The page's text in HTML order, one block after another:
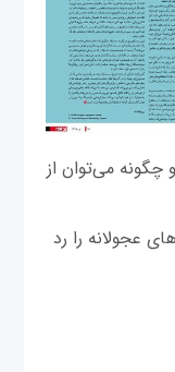
می‌توان از
عجولانه را رد